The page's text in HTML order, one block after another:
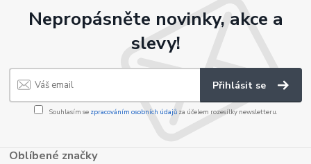
Nepropásněte novinky, akce a
slevy!
Přihlásit se
Souhlasím se zpracováním osobních údajůza účelem rozesílky newsletteru.
Oblíbené značky